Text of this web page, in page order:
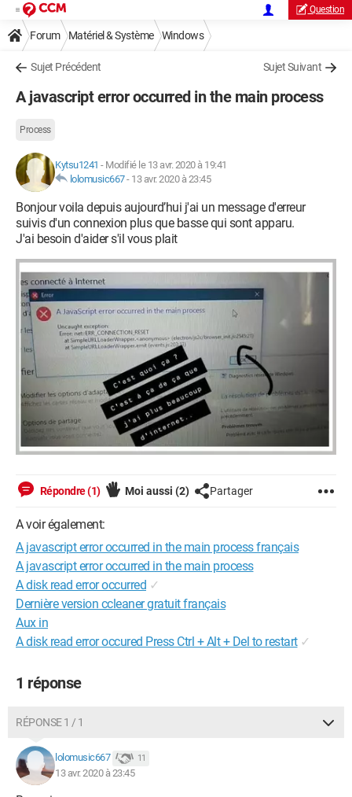
Question
Forum Matériel & Système Windows
Sujet Précédent Sujet Suivant
A javascript error occurred in the main process
Process
Kytsu1241 - Modifié le 13 avr. 2020 à 19:41
lolomusic667- 13 avr. 2020 à 23:45
Bonjour voila depuis aujourd’hui j'ai un message d'erreur
suivis d'un connexion plus que basse qui sont apparu.
J'ai besoin d'aider s'il vous plait
Répondre (1) Moi aussi (2) Partager
A voir également:
A javascript error occurred in the main process français
A javascript error occurred in the main process
A disk read error occurred ✓
Dernière version ccleaner gratuit français
Aux in
A disk read error occured Press Ctrl + Alt + Del to restart ✓
1 réponse
RÉPONSE 1 / 1
lolomusic667 11
13 avr. 2020 à 23:45